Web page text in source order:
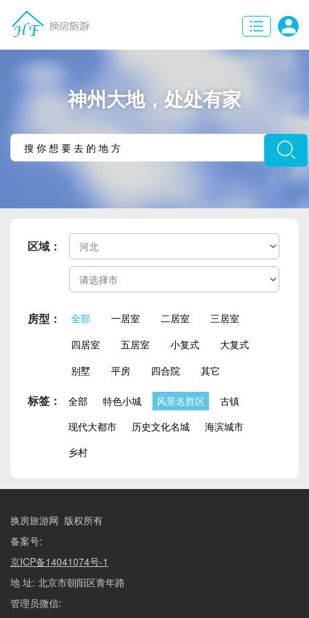
神州大地，处处有家
区域：
房型： 全部 一居室 二居室
三居室
四居室
五居室 小复式
大复式
别墅
平房 四合院 其它
标签： 全部 特色小城 风景名胜区
古镇
现代大都市
历史文化名城
海滨城市
乡村
换房旅游网 版权所有
备案号:
京ICP备14041074号-1
地 址: 北京市朝阳区青年路
管理员微信: